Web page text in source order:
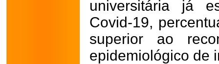
universitária já
Covid-19,
superior ao
epidemiológico de